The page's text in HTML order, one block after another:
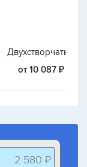
Двухстворчатые
от 10 087 ₽
2 580 ₽